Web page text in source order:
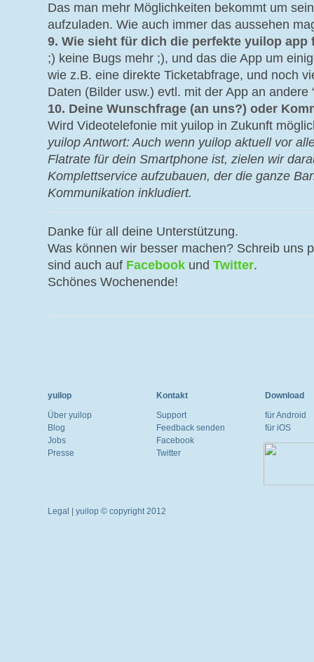
Das man mehr Möglichkeiten bekommt um
aufzuladen. Wie auch immer das aussehen
9. Wie sieht für dich die perfekte yuilop app
;) keine Bugs mehr ;), und das die App um
wie z.B. eine direkte Ticketabfrage, und noch
Daten (Bilder usw.) evtl. mit der App an andere
10. Deine Wunschfrage (an uns?) oder
Wird Videotelefonie mit yuilop in Zukunft
yuilop Antwort: Auch wenn yuilop aktuell vor
Flatrate für dein Smartphone ist, zielen wir
Komplettservice aufzubauen, der die ganze
Kommunikation inkludiert.
Danke für all deine Unterstützung.
Was können wir besser machen? Schreib uns
sind auch auf Facebook und Twitter.
Schönes Wochenende!
yuilop
Über yuilop
Blog
Jobs
Presse
Kontakt
Support
Feedback senden
Facebook
Twitter
Download
für Android
für iOS
Legal | yuilop © copyright 2012